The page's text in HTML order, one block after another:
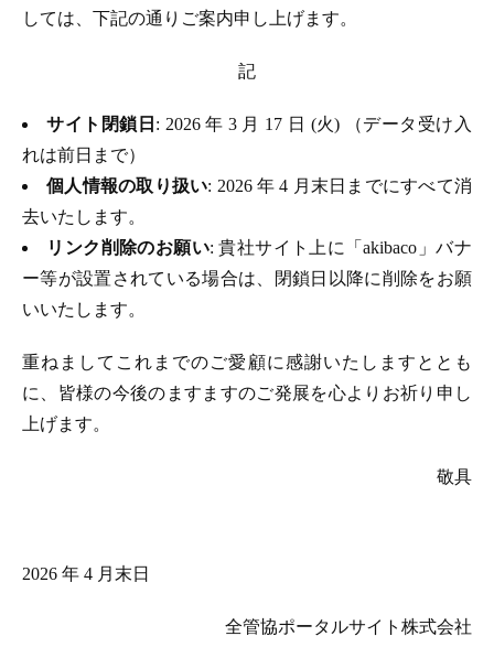
しては、下記の通りご案内申し上げます。
記
サイト閉鎖日 : 2026 年 3 月 17 日 (火) （データ受け入
れは前日まで）
個人情報の取り扱い: 2026 年 4 月末日までにすべて消
去いたします。
リンク削除のお願い: 貴社サイト上に「akibaco」バナ
ー等が設置されている場合は、閉鎖日以降に削除をお願
いいたします。
重ねましてこれまでのご愛顧に感謝いたしますととも
に、皆様の今後のますますのご発展を心よりお祈り申し
上げます。
敬具
2026 年 4 月末日
全管協ポータルサイト株式会社